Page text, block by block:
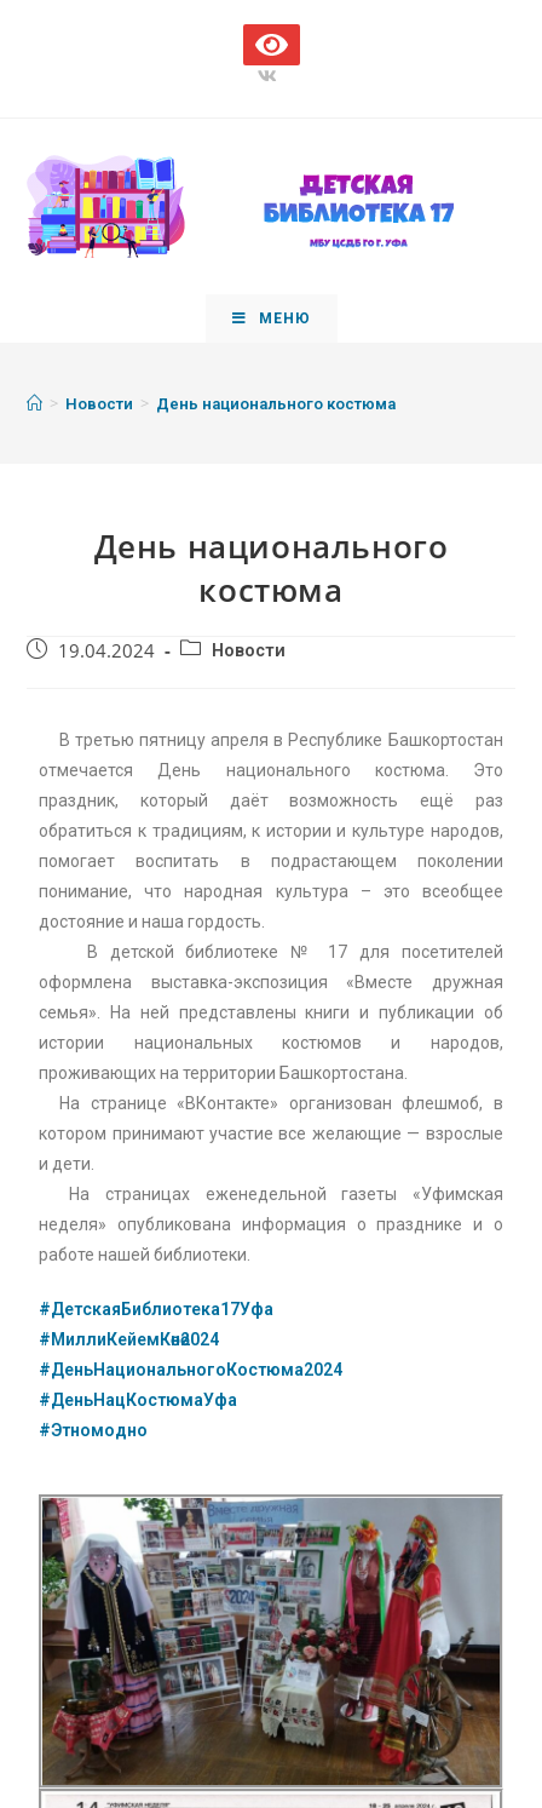
МЕНЮ
> Новости > День национального костюма
День национального
костюма
19.04.2024 Новости
В третью пятницу апреля в Республике Башкортостан
отмечается День национального костюма. Это
праздник, который даёт возможность ещё раз
обратиться к традициям, к истории и культуре народов,
помогает воспитать в подрастающем поколении
понимание, что народная культура – это всеобщее
достояние и наша гордость.
В детской библиотеке № 17 для посетителей
оформлена выставка-экспозиция «Вместе дружная
семья». На ней представлены книги и публикации об
истории национальных костюмов и народов,
проживающих на территории Башкортостана.
На странице «ВКонтакте» организован флешмоб, в
котором принимают участие все желающие — взрослые
и дети.
На страницах еженедельной газеты «Уфимская
неделя» опубликована информация о празднике и о
работе нашей библиотеки.
#ДетскаяБиблиотека17Уфа
#МиллиКейемКөнө2024
#ДеньНациональногоКостюма2024
#ДеньНацКостюмаУфа
#Этномодно